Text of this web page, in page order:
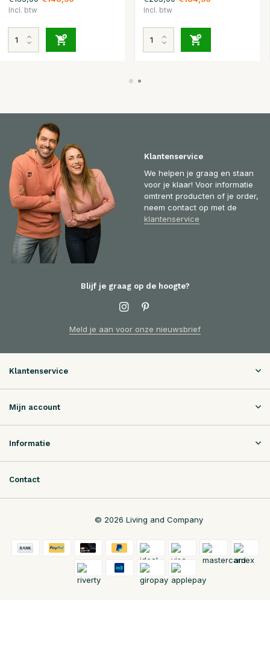
Incl. btw Incl. btw
Klantenservice
We helpen je graag en staan
voor je klaar! Voor informatie
omtrent producten of je order,
neem contact op met de
klantenservice
Blijf je graag op de hoogte?
Meld je aan voor onze nieuwsbrief
Klantenservice
Mijn account
Informatie
Contact
© 2026 Living and Company